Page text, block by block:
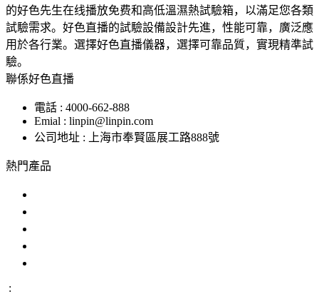
的好色先生在线播放免费和高低溫濕熱試驗箱，以滿足您各類
試驗需求。好色直播的試驗設備設計先進，性能可靠，廣泛應
用於各行業。選擇好色直播儀器，選擇可靠品質，實現精準試
驗。
聯係好色直播
電話 : 4000-662-888
Emial : linpin@linpin.com
公司地址 : 上海市奉賢區展工路888號
熱門產品
: